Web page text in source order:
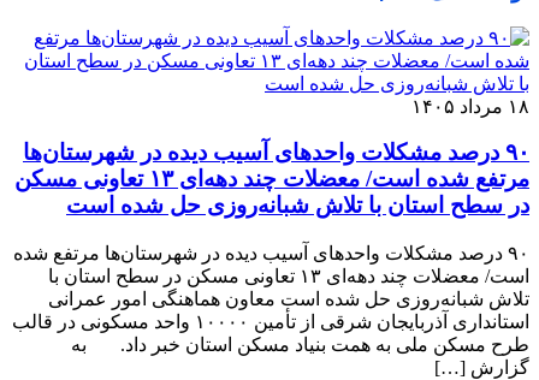
۱۸ مرداد ۱۴۰۵
٩٠ درصد مشکلات واحدهای آسیب دیده در شهرستان‌ها
مرتفع شده است/ معضلات چند دهه‌ای ١٣ تعاونی مسکن
در سطح استان با تلاش شبانه‌روزی حل شده است
٩٠ درصد مشکلات واحدهای آسیب دیده در شهرستان‌ها مرتفع شده
است/ معضلات چند دهه‌ای ١٣ تعاونی مسکن در سطح استان با
تلاش شبانه‌روزی حل شده است معاون هماهنگی امور عمرانی
استانداری آذربایجان شرقی از تأمین ١٠٠٠٠ واحد مسکونی در قالب
طرح مسکن ملی به همت بنیاد مسکن استان خبر داد. به
گزارش […]